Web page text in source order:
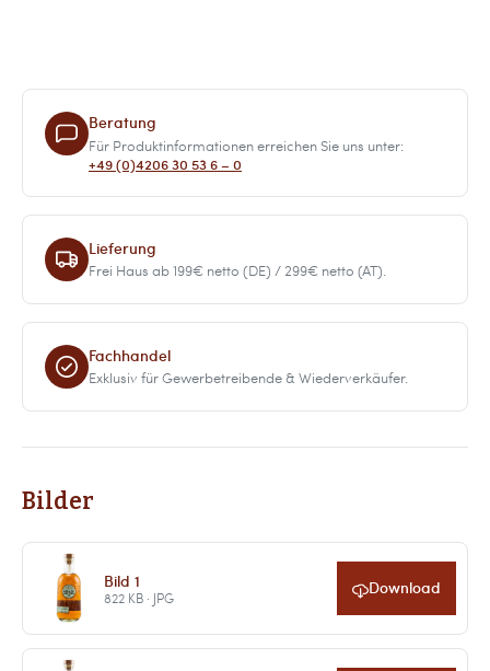
Beratung
Für Produktinformationen erreichen Sie uns unter:
+49 (0)4206 30 53 6 – 0
Lieferung
Frei Haus ab 199€ netto (DE) / 299€ netto (AT).
Fachhandel
Exklusiv für Gewerbetreibende & Wiederverkäufer.
Bilder
Bild 1
822 KB · JPG Download